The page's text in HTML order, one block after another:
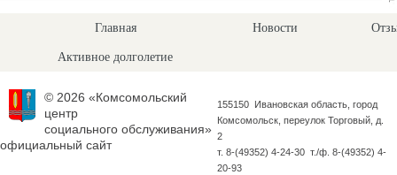
Главная Новости
Активное долголетие
© 2026 «Комсомольский
центр
социального обслуживания»
официальный сайт
155150 Ивановская область, город
Комсомольск, переулок Торговый, д.
2
т. 8-(49352) 4-24-30 т./ф. 8-(49352) 4-
20-93